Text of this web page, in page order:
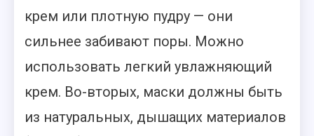
крем или плотную пудру — они
сильнее забивают поры. Можно
использовать легкий увлажняющий
крем. Во-вторых, маски должны быть
из натуральных, дышащих материалов